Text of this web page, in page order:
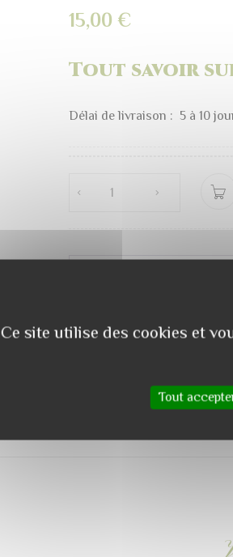
15,00 €
Tout savoir
Délai de livraison : 5 à 10
INFORMATIONS
Ce site utilise des cookies et
Tout